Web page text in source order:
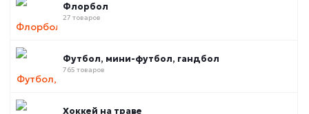
Флорбол
27 товаров
Футбол, мини-футбол, гандбол
765 товаров
Хоккей на траве